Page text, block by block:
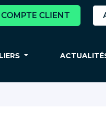
COMPTE CLIENT